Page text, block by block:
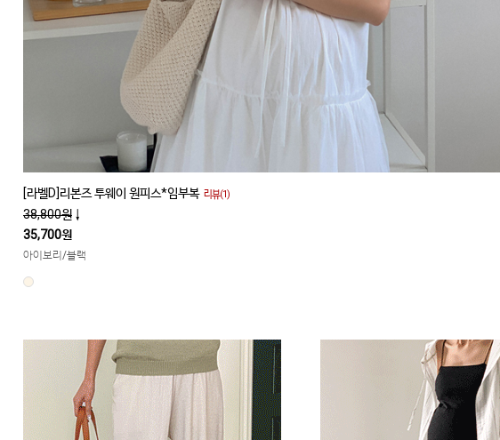
[라벨D]리본즈 투웨이 원피스*임부복 리뷰(1)
38,800원 ↓
35,700원
아이보리/블랙